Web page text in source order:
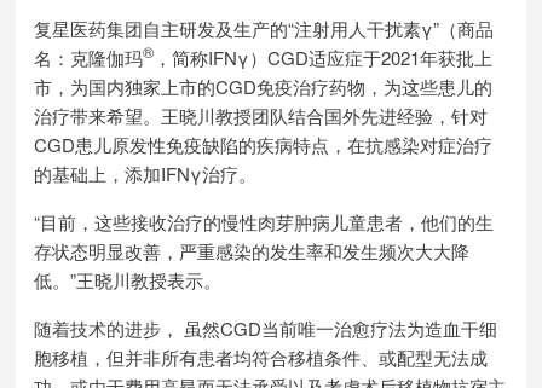
复星医药集团自主研发及生产的“注射用人干扰素γ”（商品
名：克隆伽玛® ，简称IFNγ）CGD适应症于2021年获批上
市，为国内独家上市的CGD免疫治疗药物，为这些患儿的
治疗带来希望。王晓川教授团队结合国外先进经验，针对
CGD患儿原发性免疫缺陷的疾病特点，在抗感染对症治疗
的基础上，添加IFNγ治疗。
“目前，这些接收治疗的慢性肉芽肿病儿童患者，他们的生
存状态明显改善，严重感染的发生率和发生频次大大降
低。”王晓川教授表示。
随着技术的进步， 虽然CGD当前唯一治愈疗法为造血干细
胞移植，但并非所有患者均符合移植条件、或配型无法成